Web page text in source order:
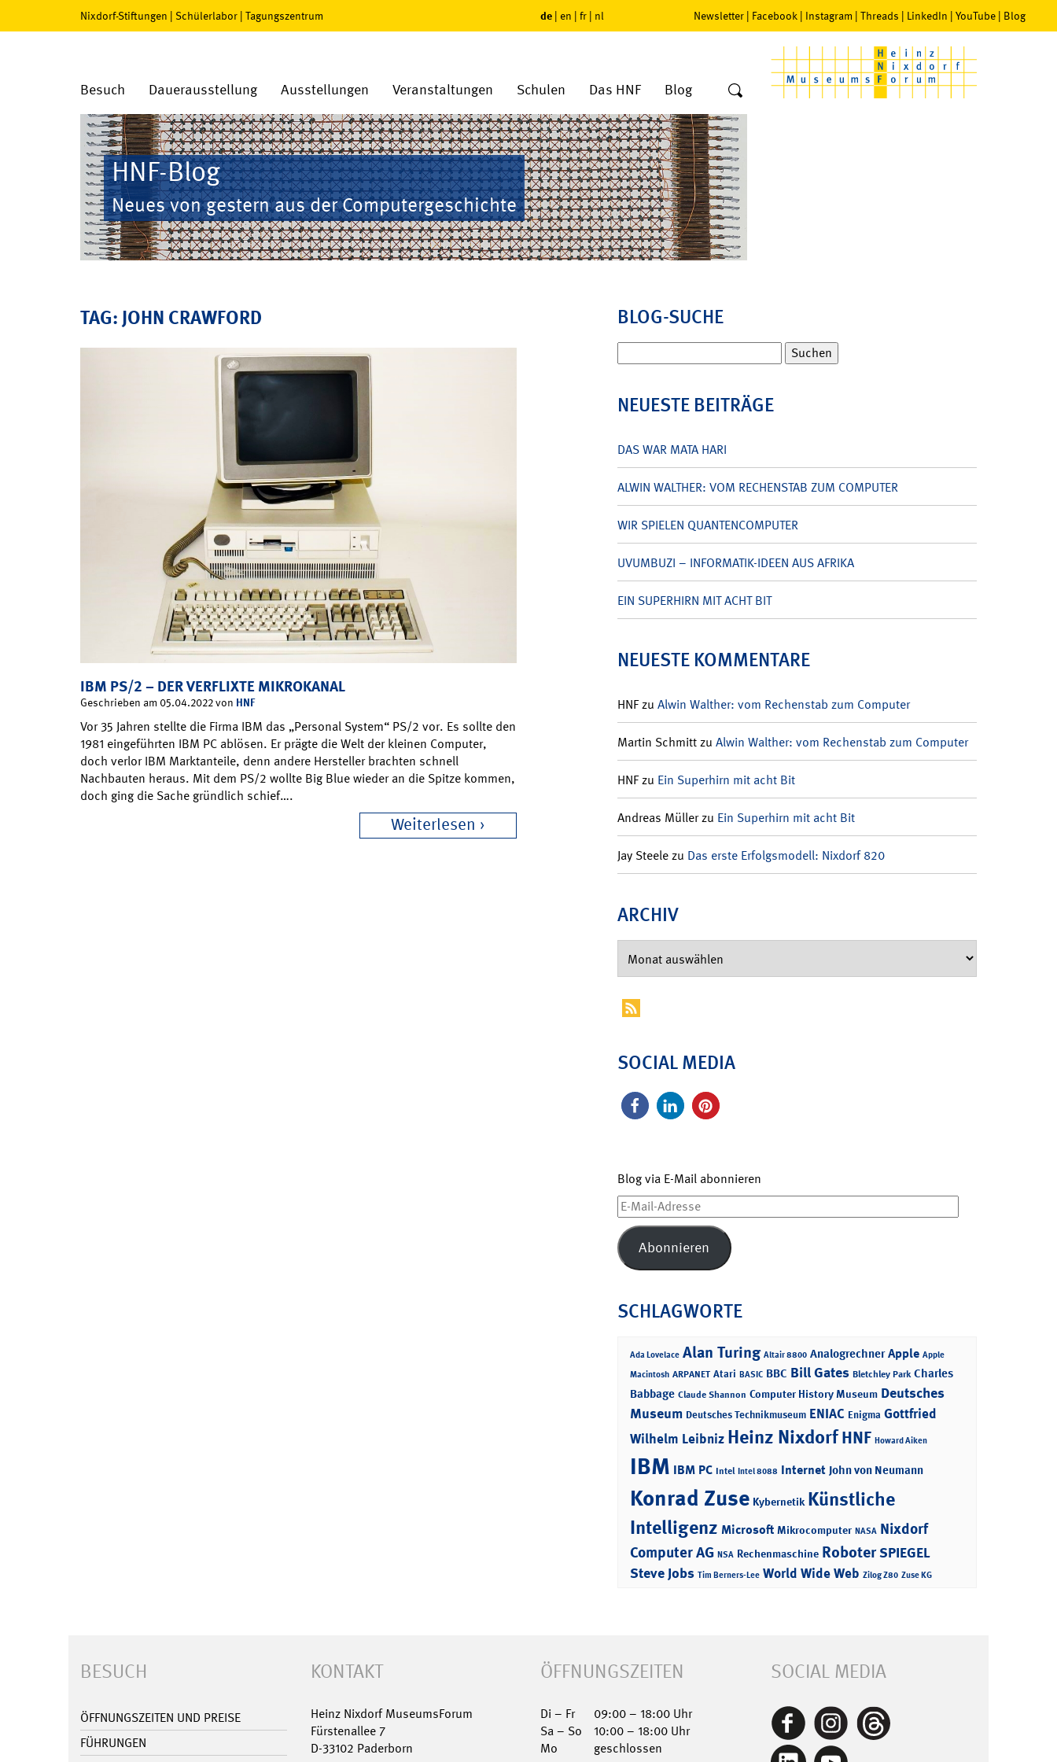
Nixdorf-Stiftungen | Schülerlabor | Tagungszentrum de | en | fr | nl Newsletter | Facebook | Instagram | Threads | LinkedIn | YouTube | Blog
Besuch Dauerausstellung Ausstellungen Veranstaltungen Schulen Das HNF Blog
HNF-Blog
Neues von gestern aus der Computergeschichte
TAG: JOHN CRAWFORD
IBM PS/2 – DER VERFLIXTE MIKROKANAL
Geschrieben am 05.04.2022 von HNF
Vor 35 Jahren stellte die Firma IBM das „Personal System“ PS/2 vor. Es sollte den
1981 eingeführten IBM PC ablösen. Er prägte die Welt der kleinen Computer,
doch verlor IBM Marktanteile, denn andere Hersteller brachten schnell
Nachbauten heraus. Mit dem PS/2 wollte Big Blue wieder an die Spitze kommen,
doch ging die Sache gründlich schief….
Weiterlesen
BLOG-SUCHE
nach:
NEUESTE BEITRÄGE
DAS WAR MATA HARI
ALWIN WALTHER: VOM RECHENSTAB ZUM COMPUTER
WIR SPIELEN QUANTENCOMPUTER
UVUMBUZI – INFORMATIK-IDEEN AUS AFRIKA
EIN SUPERHIRN MIT ACHT BIT
NEUESTE KOMMENTARE
HNFzu Alwin Walther: vom Rechenstab zum Computer
Martin Schmittzu Alwin Walther: vom Rechenstab zum Computer
HNFzu Ein Superhirn mit acht Bit
Andreas Müllerzu Ein Superhirn mit acht Bit
Jay Steelezu Das erste Erfolgsmodell: Nixdorf 820
ARCHIV
SOCIAL MEDIA
Blog via E-Mail abonnieren
E-
Mail-
Adresse
Abonnieren
SCHLAGWORTE
Ada Lovelace Alan Turing Altair 8800 Analogrechner Apple Apple
Macintosh ARPANET Atari BASIC BBC Bill Gates Bletchley Park Charles
Babbage Claude Shannon Computer History Museum Deutsches
Museum Deutsches Technikmuseum ENIAC Enigma Gottfried
Wilhelm Leibniz Heinz NixdorfHNF Howard Aiken
IBM IBM PC Intel Intel 8088 Internet John von Neumann
Konrad Zuse Kybernetik Künstliche
Intelligenz Microsoft Mikrocomputer NASA Nixdorf
Computer AG NSA Rechenmaschine RoboterSPIEGEL
Steve Jobs Tim Berners-Lee World Wide Web Zilog Z80 Zuse KG
BESUCH
ÖFFNUNGSZEITEN UND PREISE
FÜHRUNGEN
KONTAKT
Heinz Nixdorf MuseumsForum
Fürstenallee 7
D-33102 Paderborn
ÖFFNUNGSZEITEN
Di – Fr
09:00 – 18:00 Uhr
Sa – So
10:00 – 18:00 Uhr
Mo
geschlossen
SOCIAL MEDIA